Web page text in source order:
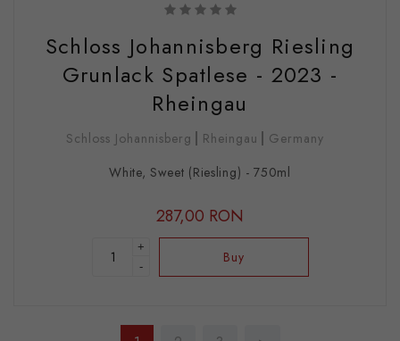
Schloss Johannisberg Riesling
Grunlack Spatlese - 2023 -
Rheingau
Schloss Johannisberg Rheingau
Germany
White, Sweet (Riesling) - 750ml
287,00 RON
+
-
Buy